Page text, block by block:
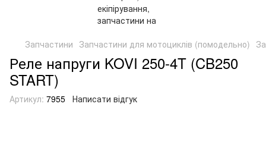
Запчастини Запчастини для мотоциклів (помодельно)
Реле напруги KOVI 250-4T (CB250
START)
Артикул: 7955 Написати відгук